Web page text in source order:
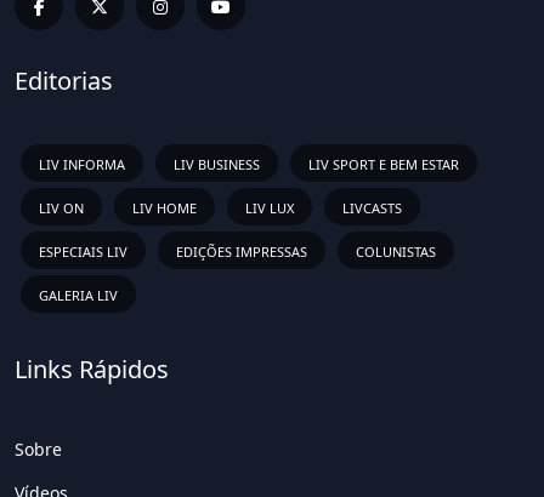
Editorias
LIV INFORMA LIV BUSINESS LIV SPORT E BEM ESTAR
LIV ON LIV HOME LIV LUX LIVCASTS
ESPECIAIS LIV EDIÇÕES IMPRESSAS COLUNISTAS
GALERIA LIV
Links Rápidos
Sobre